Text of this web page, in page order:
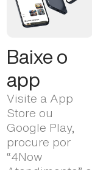
Baixe o
app
Visite a App
Store ou
Google Play,
procure por
“4Now